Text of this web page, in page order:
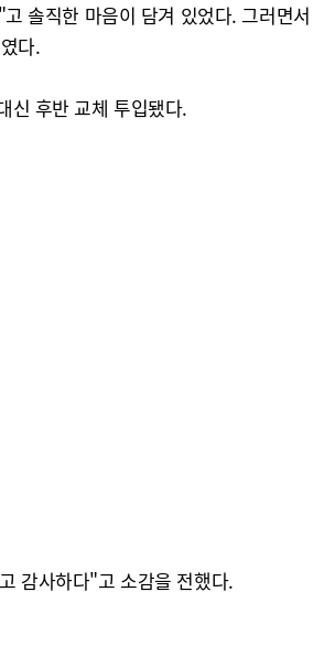
솔직한 마음이 담겨 있었다. 그러면서
다.
신 후반 교체 투입됐다.
감사하다"고 소감을 전했다.